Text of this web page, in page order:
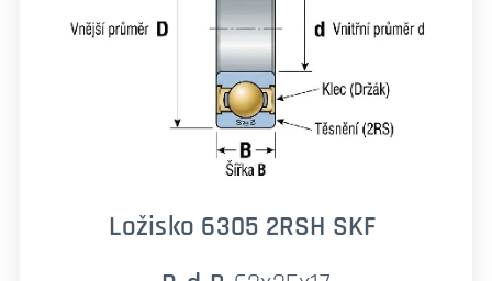
Ložisko 6305 2RSH SKF